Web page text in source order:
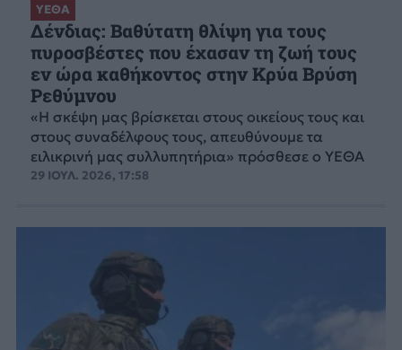
ΥΕΘΑ
Δένδιας: Βαθύτατη θλίψη για τους
πυροσβέστες που έχασαν τη ζωή τους
εν ώρα καθήκοντος στην Κρύα Βρύση
Ρεθύμνου
«Η σκέψη μας βρίσκεται στους οικείους τους και
στους συναδέλφους τους, απευθύνουμε τα
ειλικρινή μας συλλυπητήρια» πρόσθεσε ο ΥΕΘΑ
29 ΙΟΥΛ. 2026, 17:58